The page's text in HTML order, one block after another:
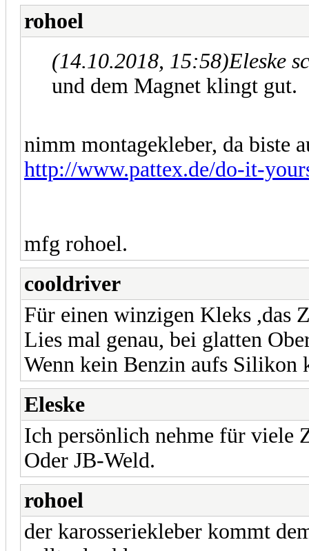
rohoel
(14.10.2018, 15:58)Eleske
und dem Magnet klingt gut.
nimm montagekleber, da biste
http://www.pattex.de/do-it-
mfg rohoel.
cooldriver
Für einen winzigen Kleks ,das
Lies mal genau, bei glatten
Wenn kein Benzin aufs Silikon
Eleske
Ich persönlich nehme für viele
Oder JB-Weld.
rohoel
der karosseriekleber kommt